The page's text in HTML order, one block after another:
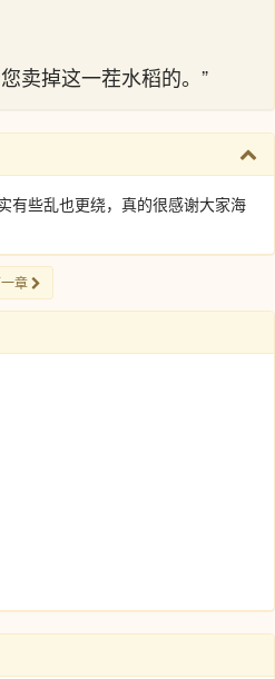
卖掉这一茬水稻的。”
有些乱也更绕，真的很感谢大家海
章